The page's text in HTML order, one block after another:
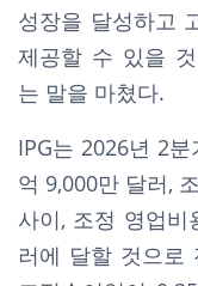
성장을 달성하고
제공할 수 있을
는 말을 마쳤다.
IPG는 2026년 2
억 9,000만 달러,
사이, 조정 영업비
러에 달할 것으로